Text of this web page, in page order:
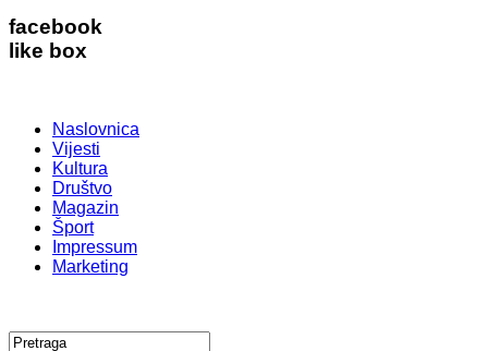
facebook
like box
Naslovnica
Vijesti
Kultura
Društvo
Magazin
Šport
Impressum
Marketing